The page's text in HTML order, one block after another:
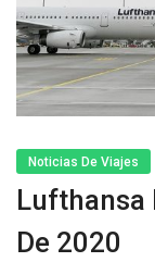
Noticias De Viajes
Lufthansa
De 2020